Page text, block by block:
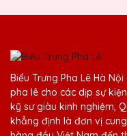
25/11/2025
Cảm ơn Quà
đến những
Biểu Trưng Pha Lê Hà
pha lê cho các dịp sự
kỹ sư giàu kinh nghiệm,
khẳng định là đơn vị